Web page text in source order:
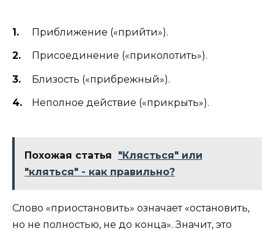
Приближение («прийти»).
Присоединение («приколотить»).
Близость («прибрежный»).
Неполное действие («прикрыть»).
Похожая статья
"Клясться" или
"кляться" - как правильно?
Слово «приостановить» означает «остановить,
но не полностью, не до конца». Значит, это